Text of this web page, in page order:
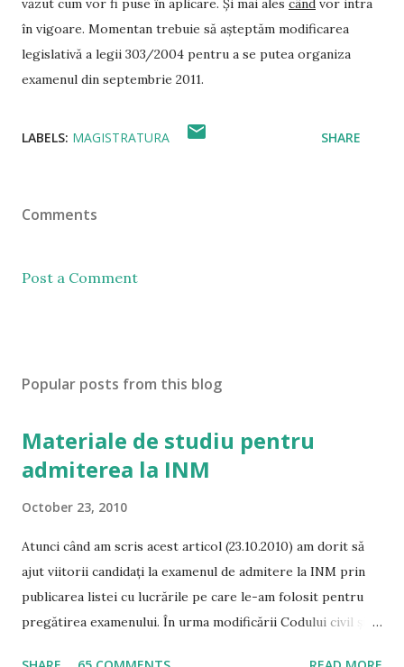
văzut cum vor fi puse în aplicare. Și mai ales când vor intra
în vigoare. Momentan trebuie să așteptăm modificarea
legislativă a legii 303/2004 pentru a se putea organiza
examenul din septembrie 2011.
LABELS: MAGISTRATURA SHARE
Comments
Post a Comment
Popular posts from this blog
Materiale de studiu pentru
admiterea la INM
October 23, 2010
Atunci când am scris acest articol (23.10.2010) am dorit să
ajut viitorii candidați la examenul de admitere la INM prin
publicarea listei cu lucrările pe care le-am folosit pentru
pregătirea examenului. În urma modificării Codului civil și a